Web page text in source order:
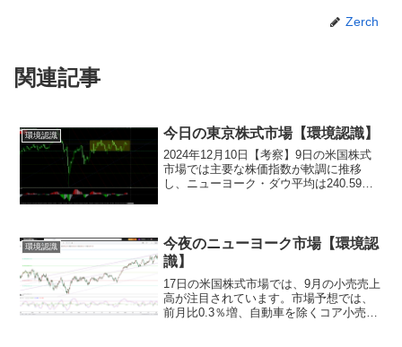
Zerch
関連記事
環境認識 今日の東京株式市場【環境認識】
2024年12月10日【考察】9日の米国株式
市場では主要な株価指数が軟調に推移
し、ニューヨーク・ダウ平均は240.59ド
11...
環境認識
今夜のニューヨーク市場【環境認
識】
17日の米国株式市場では、9月の小売売上
高が注目されています。市場予想では、
前月比0.3％増、自動車を除くコア小売売